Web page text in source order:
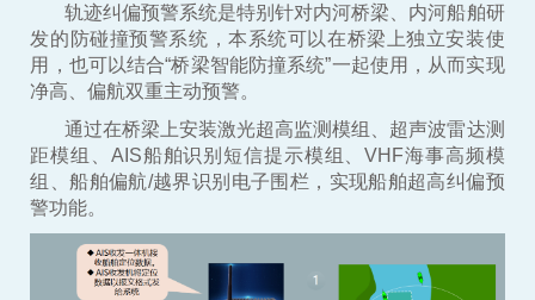
轨迹纠偏预警系统是特别针对内河桥梁、内河船舶研
发的防碰撞预警系统，本系统可以在桥梁上独立安装使
用，也可以结合“桥梁智能防撞系统”一起使用，从而实现
净高、偏航双重主动预警。
通过在桥梁上安装激光超高监测模组、超声波雷达测
距模组、AIS船舶识别短信提示模组、VHF海事高频模
组、船舶偏航/越界识别电子围栏，实现船舶超高纠偏预
警功能。